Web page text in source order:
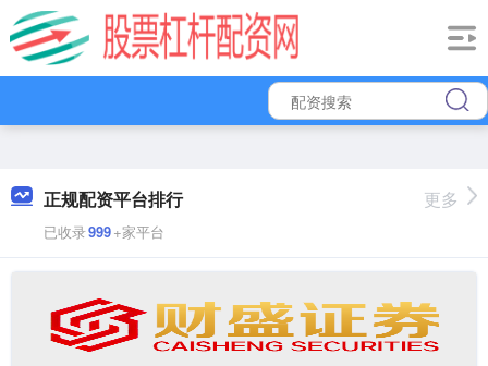
正规配资平台排行
已收录999+家平台
更多